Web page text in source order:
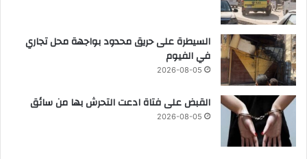
السيطرة على حريق محدود بواجهة محل تجاري
في الفيوم
2026-08-05
القبض على فتاة ادعت التحرش بها من سائق
2026-08-05